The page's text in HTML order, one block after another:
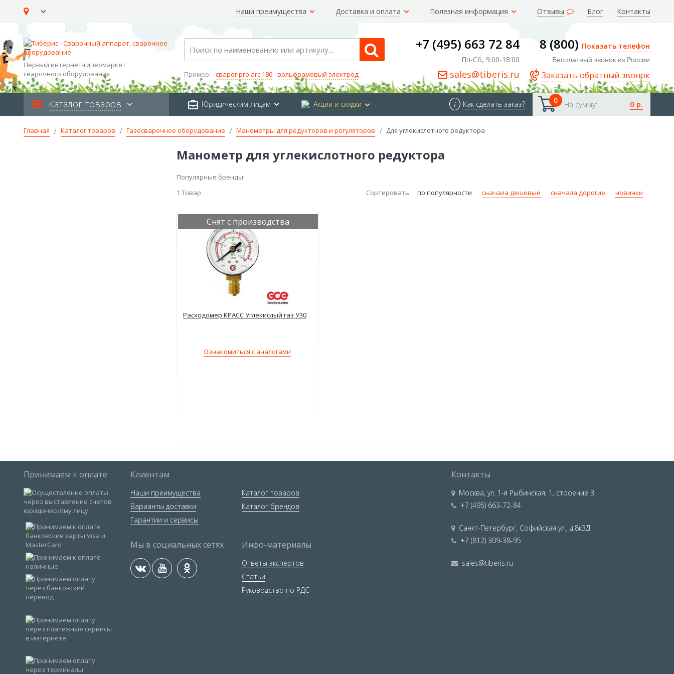
Наши преимущества Доставка и оплата Полезная информация Отзывы Блог Контакты
Первый интернет-гипермаркет
сварочного оборудования
Search
Пример: сварог pro arc 180 вольфрамовый электрод
+7 (495) 663 72 84
Пн-Сб, 9:00-18:00
sales@tiberis.ru
8 (800) Показать телефон
Бесплатный звонок из России
Заказать обратный звонок
Каталог товаров Юридическим лицам Акции и скидки 0 На сумму: 0 р.
i Как сделать заказ?
Главная Каталог товаров Газосварочное оборудование Манометры для редукторов и регуляторов Для углекислотного редуктора
Манометр для углекислотного редуктора
Популярные бренды:
1 Товар Сортировать: по популярности сначала дешёвые сначала дорогие новинки
Снят с производства
Расходомер КРАСС Углекислый газ У30
Ознакомиться с аналогами
Принимаем к оплате Клиентам
Наши преимущества
Варианты доставки
Гарантии и сервисы
Каталог товаров
Каталог брендов
Мы в социальных сетях Инфо-материалы
Ответы экспертов
Статьи
Руководство по РДС
Контакты
Москва,ул. 1-я Рыбинская, 1, строение 3
+7 (495) 663-72-84
Санкт-Петербург, Софийская ул., д.8к3Д
+7 (812) 309-38-95
sales@tiberis.ru